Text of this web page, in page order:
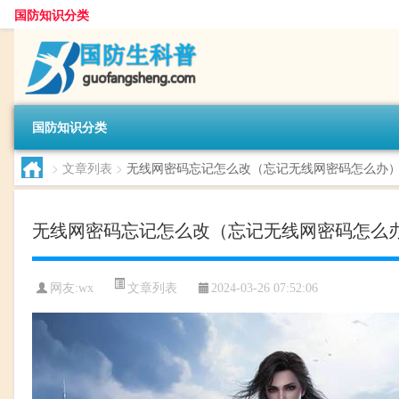
国防知识分类
国防知识分类
> 文章列表 > 无线网密码忘记怎么改（忘记无线网密码怎么办
无线网密码忘记怎么改（忘记无线网密码怎么
网友:wx 文章列表 2024-03-26 07:52:06